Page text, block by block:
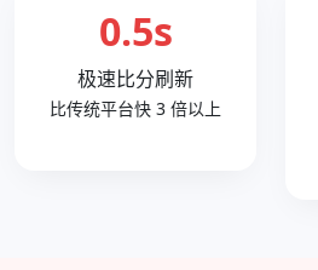
0.5s
极速比分刷新
比传统平台快 3 倍以上